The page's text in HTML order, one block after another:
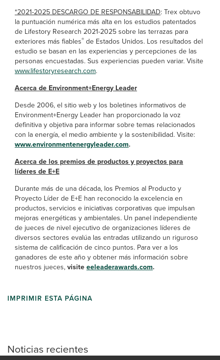
Noticias recientes
*2021-2025 DESCARGO DE RESPONSABILIDAD: Trex obtuvo
la puntuación numérica más alta en los estudios patentados
de Lifestory Research 2021-2025 sobre las terrazas para
exteriores más fiables® de Estados Unidos. Los resultados del
estudio se basan en las experiencias y percepciones de las
personas encuestadas. Sus experiencias pueden variar. Visite
www.lifestoryresearch.com.
Acerca de Environment+Energy Leader
Desde 2006, el sitio web y los boletines informativos de
Environment+Energy Leader han proporcionado la voz
definitiva y objetiva para informar sobre temas relacionados
con la energía, el medio ambiente y la sostenibilidad. Visite:
www.environmentenergyleader.com.
Acerca de los premios de productos y proyectos para
líderes de E+E
Durante más de una década, los Premios al Producto y
Proyecto Líder de E+E han reconocido la excelencia en
productos, servicios e iniciativas corporativas que impulsan
mejoras energéticas y ambientales. Un panel independiente
de jueces de nivel ejecutivo de organizaciones líderes de
diversos sectores evalúa las entradas utilizando un riguroso
sistema de calificación de cinco puntos. Para ver a los
ganadores de este año y obtener más información sobre
nuestros jueces, visite eeleaderawards.com.
IMPRIMIR ESTA PÁGINA